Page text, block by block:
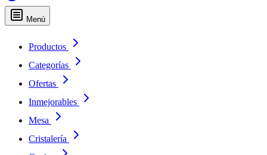
Menú
Productos
Categorías
Ofertas
Inmejorables
Mesa
Cristalería